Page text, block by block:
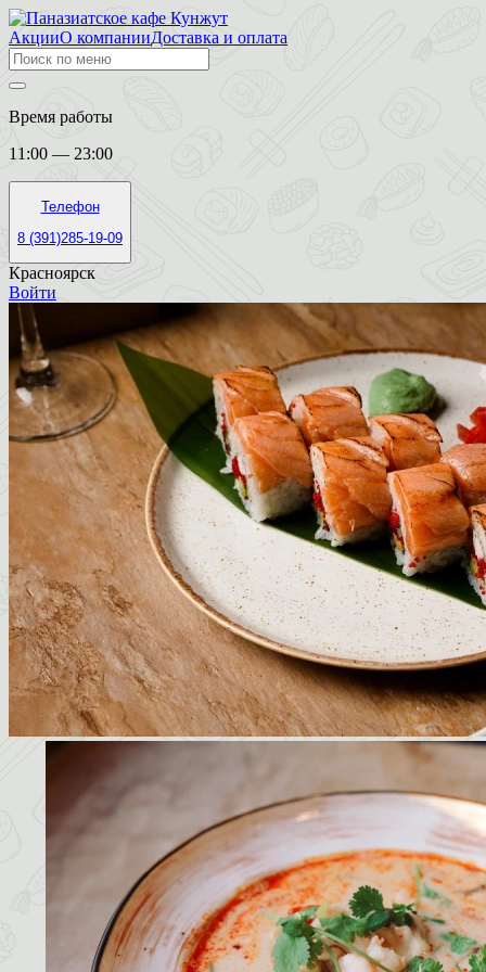
АкцииО компанииДоставка и оплата
Время работы
11:00 — 23:00
Телефон
8 (391)285-19-09
Красноярск
Войти